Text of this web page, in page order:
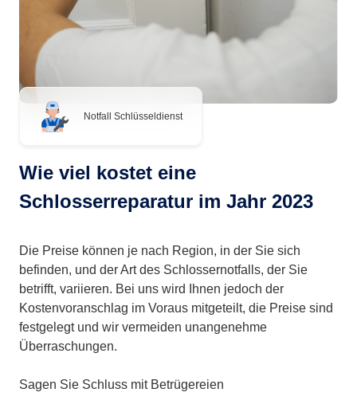
Notfall Schlüsseldienst
Wie viel kostet eine
Schlosserreparatur im Jahr 2023
Die Preise können je nach Region, in der Sie sich
befinden, und der Art des Schlossernotfalls, der Sie
betrifft, variieren. Bei uns wird Ihnen jedoch der
Kostenvoranschlag im Voraus mitgeteilt, die Preise sind
festgelegt und wir vermeiden unangenehme
Überraschungen.
Sagen Sie Schluss mit Betrügereien